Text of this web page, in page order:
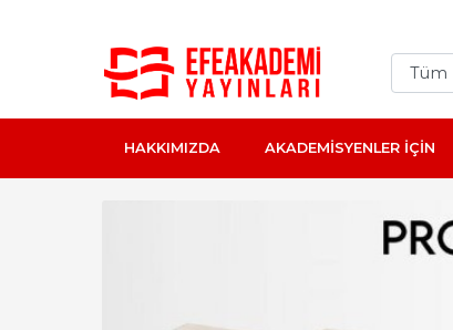
HAKKIMIZDA AKADEMİSYENLER İÇİN